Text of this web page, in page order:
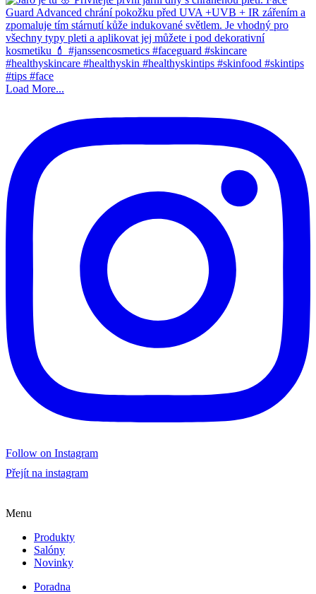
Load More...
Follow on Instagram
Přejít na instagram
Menu
Produkty
Salóny
Novinky
Poradna